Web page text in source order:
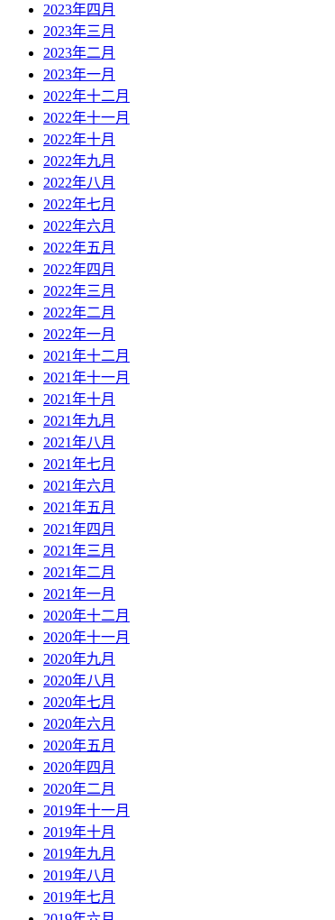
2023年四月
2023年三月
2023年二月
2023年一月
2022年十二月
2022年十一月
2022年十月
2022年九月
2022年八月
2022年七月
2022年六月
2022年五月
2022年四月
2022年三月
2022年二月
2022年一月
2021年十二月
2021年十一月
2021年十月
2021年九月
2021年八月
2021年七月
2021年六月
2021年五月
2021年四月
2021年三月
2021年二月
2021年一月
2020年十二月
2020年十一月
2020年九月
2020年八月
2020年七月
2020年六月
2020年五月
2020年四月
2020年二月
2019年十一月
2019年十月
2019年九月
2019年八月
2019年七月